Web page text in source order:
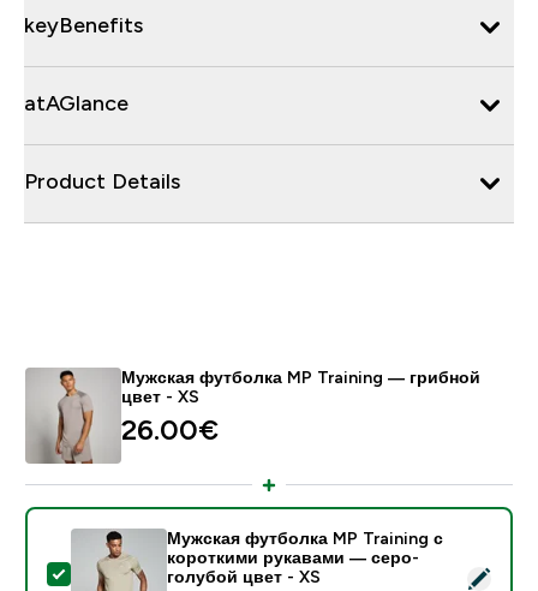
keyBenefits
atAGlance
Product Details
Мужская футболка MP Training ― грибной
цвет - XS
26.00€‎
- Мужская футболка MP Training с короткими
Мужская футболка MP Training с
короткими рукавами — серо-
голубой цвет - XS